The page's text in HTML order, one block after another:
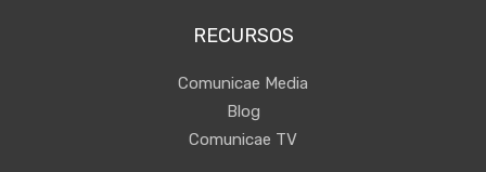
RECURSOS
Comunicae Media
Blog
Comunicae TV